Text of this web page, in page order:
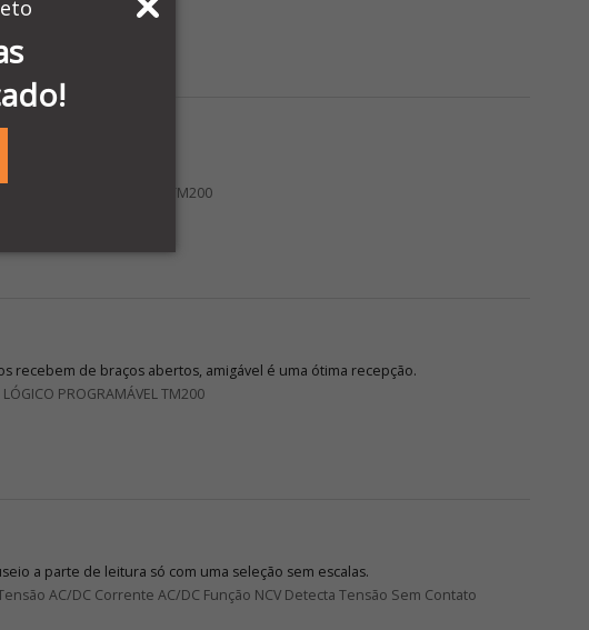
LÓGICO PROGRAMÁVEL TM200
recebem de braços abertos, amigável é uma ótima recepção.
PROGRAMÁVEL TM200
a parte de leitura só com uma seleção sem escalas.
AC/DC Corrente AC/DC Função NCV Detecta Tensão Sem Contato